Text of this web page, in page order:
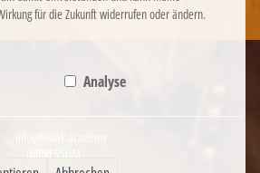
IMPRESSUM
für die Zukunft widerrufen oder ändern.
Analyse